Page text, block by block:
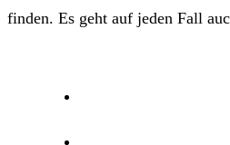
finden. Es geht auf jeden Fall